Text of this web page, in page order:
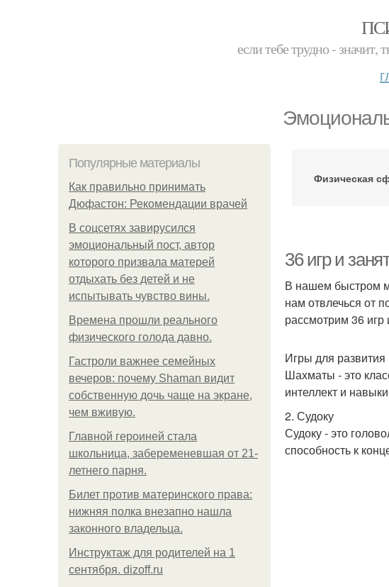
если тебе трудно -
Популярные материалы
Как правильно принимать
Дюфастон: Рекомендации врачей
В соцсетях завирусился
эмоциональный пост, автор
которого призвала матерей
отдыхать без детей и не
испытывать чувство вины.
Bpeмена прошли реального
физического голода давно.
Гастроли важнее семейных
вечеров: почему Shaman видит
собственную дочь чаще на экране,
чем вживую.
Главной героиней стала
школьница, забеременевшая от 21-
летнего парня.
Билет против материнского права:
нижняя полка внезапно нашла
законного владельца.
Инструктаж для родителей на 1
сентября. dizoff.ru
Физическая
36 игр и
В нашем быстром
нам отвлечься от
рассмотрим 36 игр
Игры для
Шахматы - это
интеллект и
2. Судоку
Судоку - это
способность к